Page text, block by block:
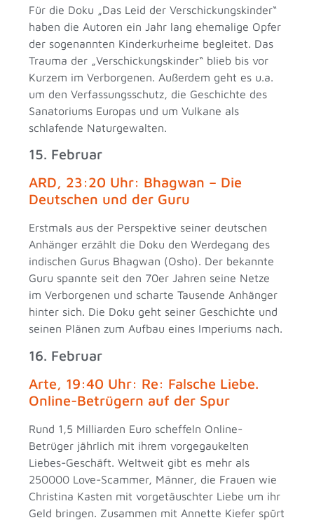
Für die Doku „Das Leid der Verschickungskinder“
haben die Autoren ein Jahr lang ehemalige Opfer
der sogenannten Kinderkurheime begleitet. Das
Trauma der „Verschickungskinder“ blieb bis vor
Kurzem im Verborgenen. Außerdem geht es u.a.
um den Verfassungsschutz, die Geschichte des
Sanatoriums Europas und um Vulkane als
schlafende Naturgewalten.
15. Februar
ARD, 23:20 Uhr: Bhagwan – Die
Deutschen und der Guru
Erstmals aus der Perspektive seiner deutschen
Anhänger erzählt die Doku den Werdegang des
indischen Gurus Bhagwan (Osho). Der bekannte
Guru spannte seit den 70er Jahren seine Netze
im Verborgenen und scharte Tausende Anhänger
hinter sich. Die Doku geht seiner Geschichte und
seinen Plänen zum Aufbau eines Imperiums nach.
16. Februar
Arte, 19:40 Uhr: Re: Falsche Liebe.
Online-Betrügern auf der Spur
Rund 1,5 Milliarden Euro scheffeln Online-
Betrüger jährlich mit ihrem vorgegaukelten
Liebes-Geschäft. Weltweit gibt es mehr als
250000 Love-Scammer, Männer, die Frauen wie
Christina Kasten mit vorgetäuschter Liebe um ihr
Geld bringen. Zusammen mit Annette Kiefer spürt